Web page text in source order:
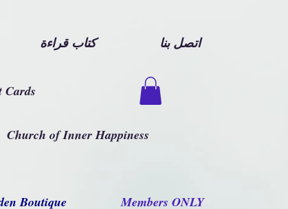
كتاب قراءة اتصل بنا
Cards
Church of Inner Happiness
Boutique Members ONLY